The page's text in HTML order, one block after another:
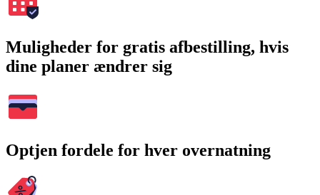
Muligheder for gratis afbestilling, hvis
dine planer ændrer sig
Optjen fordele for hver overnatning